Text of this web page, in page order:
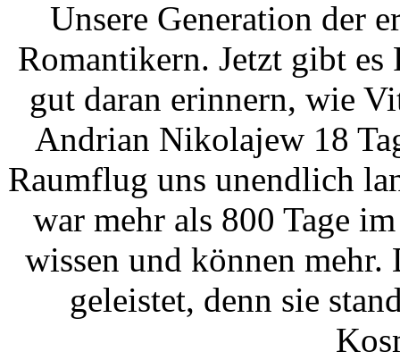
Unsere Generation der
Romantikern. Jetzt gibt
gut daran erinnern, wie
Andrian Nikolajew 18
Raumflug uns unendlich
war mehr als 800 Tage
wissen und können
geleistet, denn sie